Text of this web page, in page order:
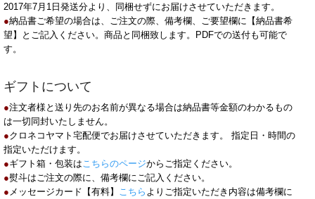
2017年7月1日発送分より、同梱せずにお届けさせていただきます。
●納品書ご希望の場合は、ご注文の際、備考欄、ご要望欄に【納品書希
望】とご記入ください。商品と同梱致します。PDFでの送付も可能で
す。
ギフトについて
●注文者様と送り先のお名前が異なる場合は納品書等金額のわかるもの
は一切同封いたしません。
●クロネコヤマト宅配便でお届けさせていただきます。 指定日・時間の
指定いただけます。
●ギフト箱・包装は こちらのページからご指定ください。
●熨斗はご注文の際に、備考欄にご記入ください。
● メッセージカード【有料】 こちら よりご指定いただき内容は備考欄に